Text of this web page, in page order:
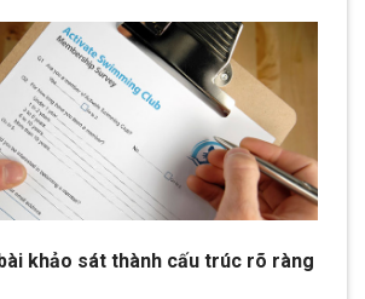
khảo sát thành cấu trúc rõ ràng